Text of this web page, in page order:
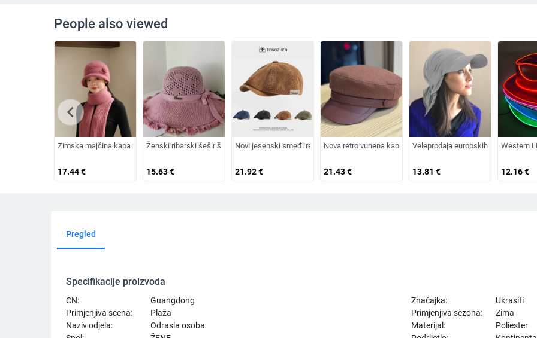
People also viewed
Zimska majčina kapa za žene srednjih i starijih godina, pletena od zečjeg krzna, otporna na hladnoću, topla, vunena kapa plus baršunasta kapa
17.44€
Ženski ribarski šešir širokog oboda, šešir za sunce, pleteni šešir za sunce, šešir za odmor na plaži, šešir za sunce
15.63€
Novi jesenski smeđi retro baršunasti osmerokutni šešir za muškarce i žene, nošen
21.92€
Nova retro vunena kapa od umjetnog krzna za jesen i zimu
21.43€
Veleprodaja europskih i američkih
13.81 €
Western
12.16€
chevron_left
Pregled
Specifikacije proizvoda
CN: Guangdong Značajka:
Ukrasiti
Primjenjiva scena:
Plaža Primjenjiva sezona:
Zima
Naziv odjela:
Odrasla osoba Materijal:
Poliester